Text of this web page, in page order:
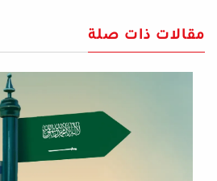
مقالات ذات صلة